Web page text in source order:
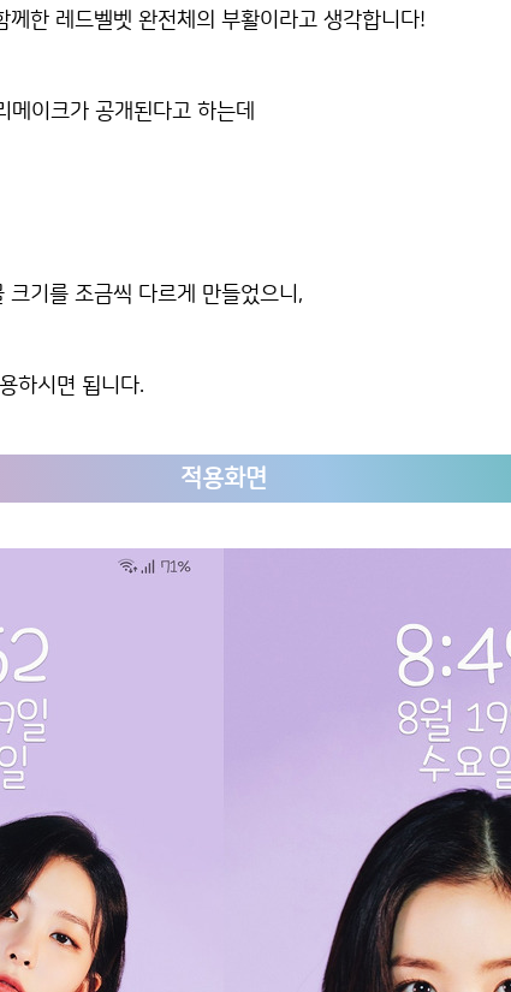
께한 레드벨벳 완전체의 부활이라고 생각합니다!
이크가 공개된다고 하는데
기를 조금씩 다르게 만들었으니,
하시면 됩니다.
적용화면